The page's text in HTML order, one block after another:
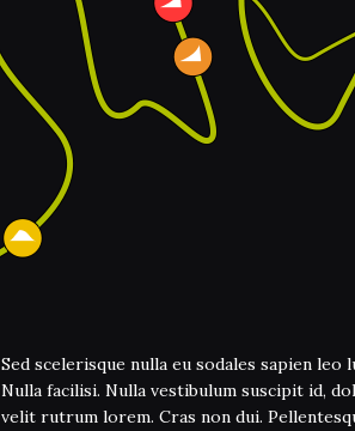
Sed scelerisque nulla eu sodales sapien leo
Nulla facilisi. Nulla vestibulum suscipit id,
velit rutrum lorem. Cras non dui.